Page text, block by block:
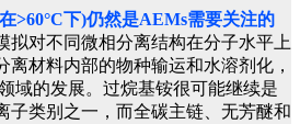
>60°C下)仍然是AEMs需要关注的
拟对不同微相分离结构在分子水平上
离材料内部的物种输运和水溶剂化，
域的发展。过烷基铵很可能继续是
子类别之一，而全碳主链、无芳醚和